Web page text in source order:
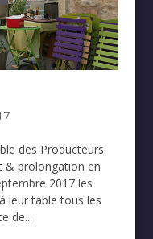
des Producteurs
& prolongation en
2017 les
leur table tous les
de...